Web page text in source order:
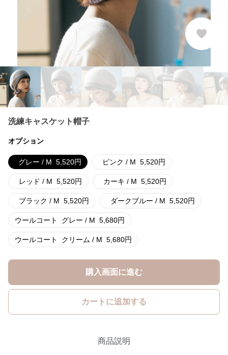
洗練キャスケット帽子
オプション
グレー / M 5,520円 ピンク / M 5,520円
レッド / M 5,520円 カーキ / M 5,520円
ブラック / M 5,520円 ダークブルー / M 5,520円
ウールコート グレー / M 5,680円
ウールコート クリーム / M 5,680円
購入画面に進む
カートに追加する
商品説明